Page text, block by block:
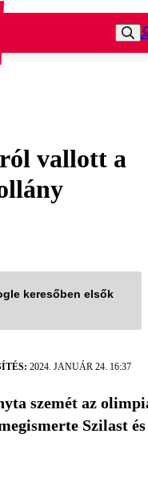
vallott a
keresőben elsők
2024. JANUÁR 24. 16:37
szemét az
Szilast